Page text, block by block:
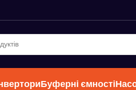
Буферні ємності